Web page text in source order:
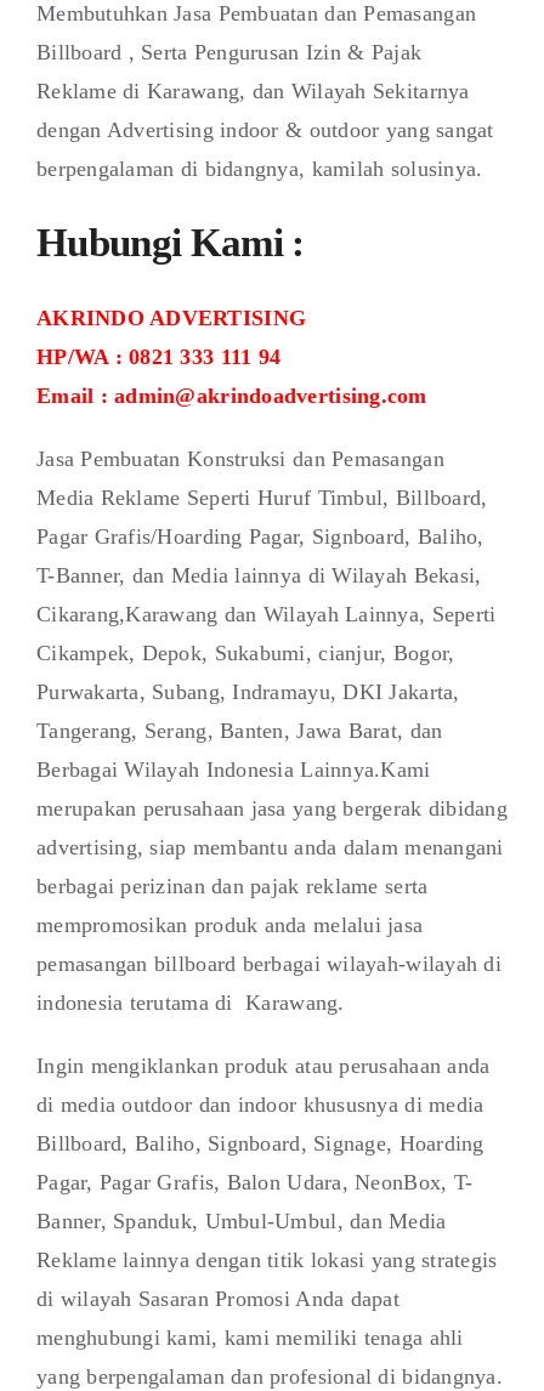
Membutuhkan Jasa Pembuatan dan Pemasangan
Billboard , Serta Pengurusan Izin & Pajak
Reklame di Karawang, dan Wilayah Sekitarnya
dengan Advertising indoor & outdoor yang sangat
berpengalaman di bidangnya, kamilah solusinya.
Hubungi Kami :
AKRINDO ADVERTISING
HP/WA : 0821 333 111 94
Email : admin@akrindoadvertising.com
Jasa Pembuatan Konstruksi dan Pemasangan
Media Reklame Seperti Huruf Timbul, Billboard,
Pagar Grafis/Hoarding Pagar, Signboard, Baliho,
T-Banner, dan Media lainnya di Wilayah Bekasi,
Cikarang,Karawang dan Wilayah Lainnya, Seperti
Cikampek, Depok, Sukabumi, cianjur, Bogor,
Purwakarta, Subang, Indramayu, DKI Jakarta,
Tangerang, Serang, Banten, Jawa Barat, dan
Berbagai Wilayah Indonesia Lainnya.Kami
merupakan perusahaan jasa yang bergerak dibidang
advertising, siap membantu anda dalam menangani
berbagai perizinan dan pajak reklame serta
mempromosikan produk anda melalui jasa
pemasangan billboard berbagai wilayah-wilayah di
indonesia terutama di Karawang.
Ingin mengiklankan produk atau perusahaan anda
di media outdoor dan indoor khususnya di media
Billboard, Baliho, Signboard, Signage, Hoarding
Pagar, Pagar Grafis, Balon Udara, NeonBox, T-
Banner, Spanduk, Umbul-Umbul, dan Media
Reklame lainnya dengan titik lokasi yang strategis
di wilayah Sasaran Promosi Anda dapat
menghubungi kami, kami memiliki tenaga ahli
yang berpengalaman dan profesional di bidangnya.